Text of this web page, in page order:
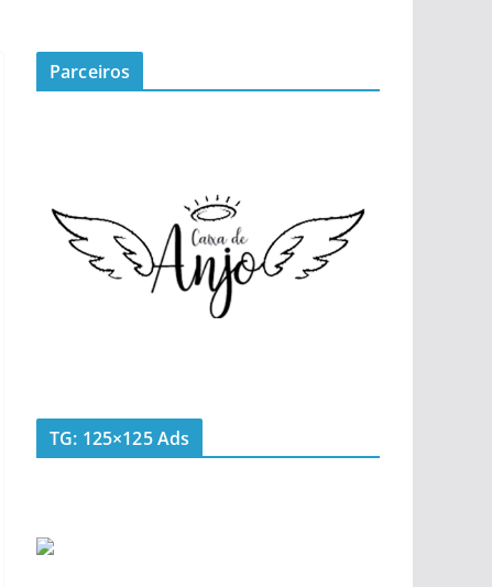
Parceiros
TG: 125×125 Ads